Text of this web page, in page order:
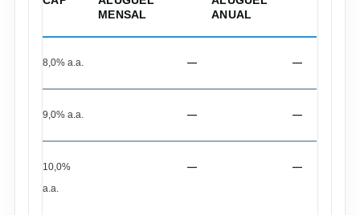
MENSAL
ANUAL
8,0% a.a. — —
9,0% a.a. — —
10,0%
a.a.
— —